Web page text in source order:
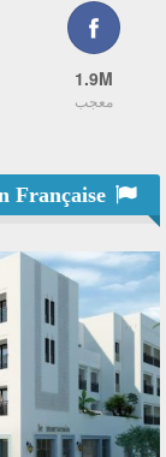
1.9M
معجب